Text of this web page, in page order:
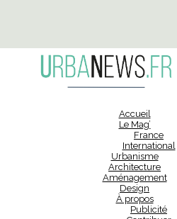
Accueil
Le Mag’
France
International
Urbanisme
Architecture
Aménagement
Design
À propos
Publicité